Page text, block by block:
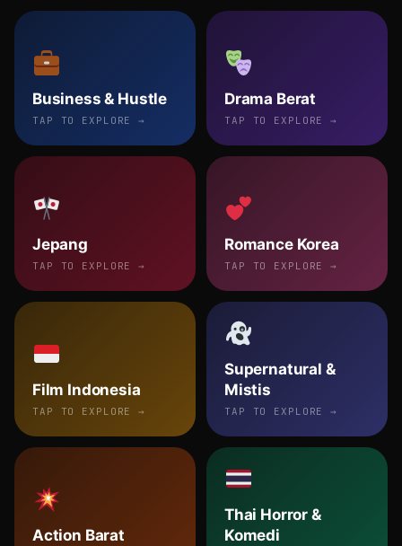
Business & Hustle
TAP TO EXPLORE →
Drama Berat
TAP TO EXPLORE →
Jepang
TAP TO EXPLORE →
Romance Korea
TAP TO EXPLORE →
Film Indonesia
TAP TO EXPLORE →
Supernatural &
Mistis
TAP TO EXPLORE →
Action Barat
Thai Horror &
Komedi